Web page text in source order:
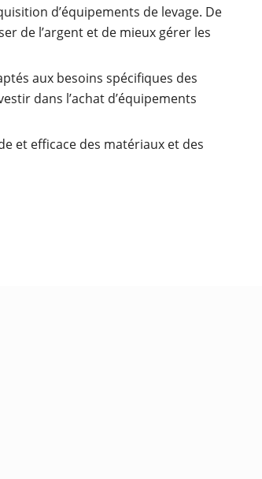
d’équipements de levage. De
de l’argent et de mieux gérer les
aux besoins spécifiques des
dans l’achat d’équipements
et efficace des matériaux et des